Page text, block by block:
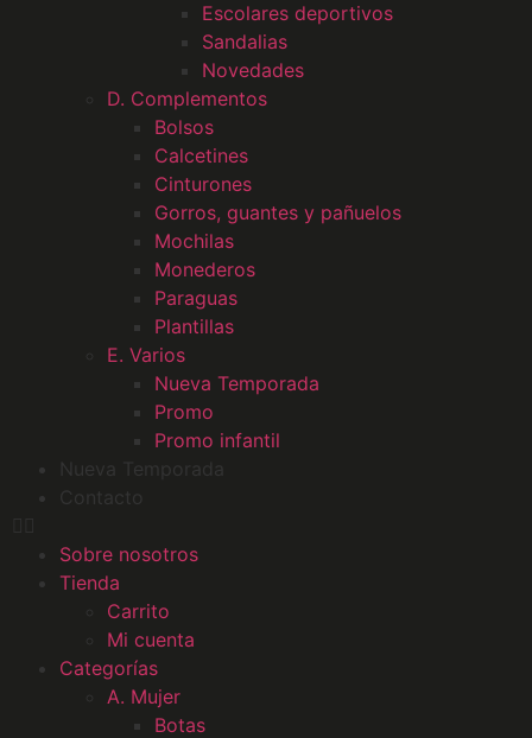
Escolares deportivos
Sandalias
Novedades
D. Complementos
Bolsos
Calcetines
Cinturones
Gorros, guantes y pañuelos
Mochilas
Monederos
Paraguas
Plantillas
E. Varios
Nueva Temporada
Promo
Promo infantil
Nueva Temporada
Contacto
Sobre nosotros
Tienda
Carrito
Mi cuenta
Categorías
A. Mujer
Botas